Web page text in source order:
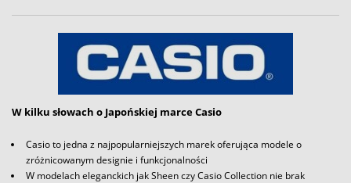
W kilku słowach o Japońskiej marce Casio
Casio to jedna z najpopularniejszych marek oferująca modele o
zróżnicowanym designie i funkcjonalności
W modelach eleganckich jak Sheen czy Casio Collection nie brak